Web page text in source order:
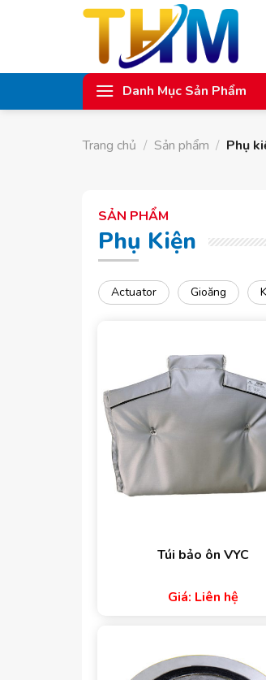
Danh Mục Sản Phẩm
Trang chủ / Sản phẩm / Phụ
SẢN PHẨM
Phụ Kiện
Actuator Gioăng
Túi bảo ôn VYC
Giá: Liên hệ